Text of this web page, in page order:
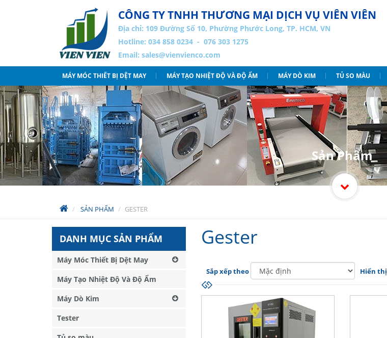
CÔNG TY TNHH THƯƠNG MẠI DỊCH VỤ VIÊN VIÊN
Địa chỉ: 109 Đường Số 10, Phường Phước Long, TP. HCM, VN
Hotline: 034 858 0234 - 076 303 1275
Email: sales@vienvienco.com
MÁY MÓC THIẾT BỊ DỆT MAY MÁY TẠO NHIỆT ĐỘ VÀ ĐỘ ẨM MÁY DÒ KIM TỦ SO MÀU
SẢN PHẨM GESTER
Sản Phẩm
Gester
Sắp xếp theo Hiển thị
DANH MỤC SẢN PHẨM
Máy Móc Thiết Bị Dệt May
Máy Tạo Nhiệt Độ Và Độ Ẩm
Máy Dò Kim
Tester